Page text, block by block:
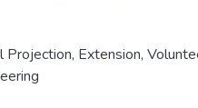
Projection, Extension,